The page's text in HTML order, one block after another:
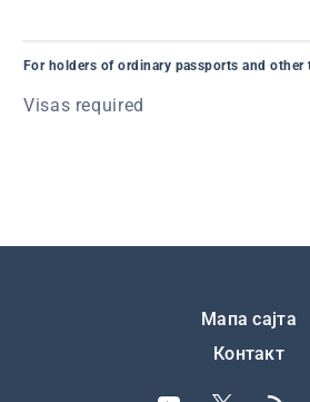
For holders of ordinary passports and other
Visas required
Мапа сајта
Контакт